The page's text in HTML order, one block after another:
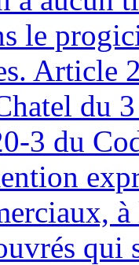
le
du
3 du
qui